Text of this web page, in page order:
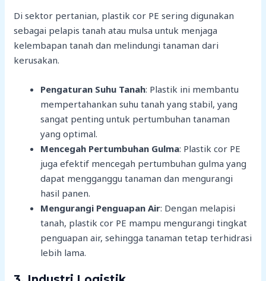
Di sektor pertanian, plastik cor PE sering digunakan
sebagai pelapis tanah atau mulsa untuk menjaga
kelembapan tanah dan melindungi tanaman dari
kerusakan.
Pengaturan Suhu Tanah: Plastik ini membantu
mempertahankan suhu tanah yang stabil, yang
sangat penting untuk pertumbuhan tanaman
yang optimal.
Mencegah Pertumbuhan Gulma: Plastik cor PE
juga efektif mencegah pertumbuhan gulma yang
dapat mengganggu tanaman dan mengurangi
hasil panen.
Mengurangi Penguapan Air: Dengan melapisi
tanah, plastik cor PE mampu mengurangi tingkat
penguapan air, sehingga tanaman tetap terhidrasi
lebih lama.